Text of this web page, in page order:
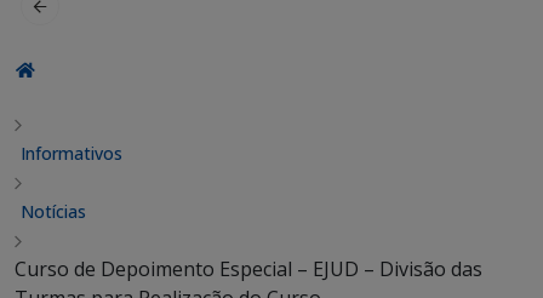
Informativos
Notícias
Curso de Depoimento Especial – EJUD – Divisão das